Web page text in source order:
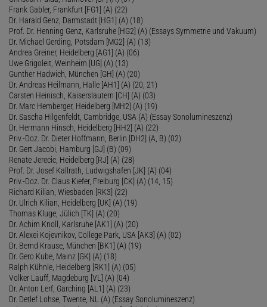
Frank Gabler, Frankfurt [FG1] (A) (22)
Dr. Harald Genz, Darmstadt [HG1] (A) (18)
Prof. Dr. Henning Genz, Karlsruhe [HG2] (A) (Essays Symmetrie und Vakuum)
Dr. Michael Gerding, Potsdam [MG2] (A) (13)
Andrea Greiner, Heidelberg [AG1] (A) (06)
Uwe Grigoleit, Weinheim [UG] (A) (13)
Gunther Hadwich, München [GH] (A) (20)
Dr. Andreas Heilmann, Halle [AH1] (A) (20, 21)
Carsten Heinisch, Kaiserslautern [CH] (A) (03)
Dr. Marc Hemberger, Heidelberg [MH2] (A) (19)
Dr. Sascha Hilgenfeldt, Cambridge, USA (A) (Essay Sonolumineszenz)
Dr. Hermann Hinsch, Heidelberg [HH2] (A) (22)
Priv.-Doz. Dr. Dieter Hoffmann, Berlin [DH2] (A, B) (02)
Dr. Gert Jacobi, Hamburg [GJ] (B) (09)
Renate Jerecic, Heidelberg [RJ] (A) (28)
Prof. Dr. Josef Kallrath, Ludwigshafen [JK] (A) (04)
Priv.-Doz. Dr. Claus Kiefer, Freiburg [CK] (A) (14, 15)
Richard Kilian, Wiesbaden [RK3] (22)
Dr. Ulrich Kilian, Heidelberg [UK] (A) (19)
Thomas Kluge, Jülich [TK] (A) (20)
Dr. Achim Knoll, Karlsruhe [AK1] (A) (20)
Dr. Alexei Kojevnikov, College Park, USA [AK3] (A) (02)
Dr. Bernd Krause, München [BK1] (A) (19)
Dr. Gero Kube, Mainz [GK] (A) (18)
Ralph Kühnle, Heidelberg [RK1] (A) (05)
Volker Lauff, Magdeburg [VL] (A) (04)
Dr. Anton Lerf, Garching [AL1] (A) (23)
Dr. Detlef Lohse, Twente, NL (A) (Essay Sonolumineszenz)